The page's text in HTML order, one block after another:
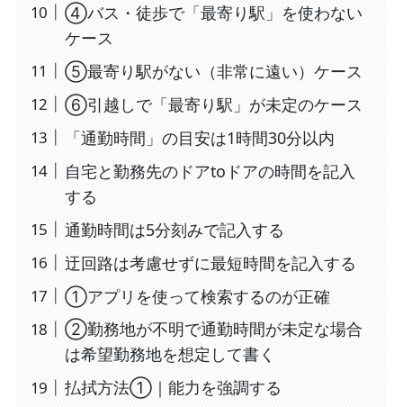
④バス・徒歩で「最寄り駅」を使わない
ケース
⑤最寄り駅がない（非常に遠い）ケース
⑥引越しで「最寄り駅」が未定のケース
「通勤時間」の目安は1時間30分以内
自宅と勤務先のドアtoドアの時間を記入
する
通勤時間は5分刻みで記入する
迂回路は考慮せずに最短時間を記入する
①アプリを使って検索するのが正確
②勤務地が不明で通勤時間が未定な場合
は希望勤務地を想定して書く
払拭方法①｜能力を強調する